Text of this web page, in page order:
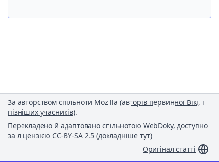
За авторством спільноти Mozilla (авторів первинної Вікі, і
пізніших учасників).
Перекладено й адаптовано спільнотою WebDoky, доступно
за ліцензією CC-BY-SA 2.5 (докладніше тут).
Оригінал статті